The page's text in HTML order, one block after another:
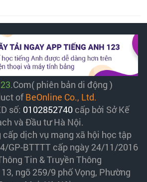
.Com( phiên bản di động )
of BeOnline Co., Ltd.
số: 0102852740 cấp bởi Sở Kế
và Đầu tư Hà Nội.
cấp dịch vụ mạng xã hội học tập
GP-BTTTT cấp ngày 24/11/2016
Tin & Truyền Thông
ngõ 259/9 phố Vọng, Phường